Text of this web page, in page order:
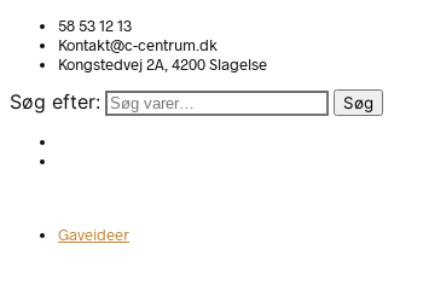
58 53 12 13
Kontakt@c-centrum.dk
Kongstedvej 2A, 4200 Slagelse
Søg efter: Søg
Gaveideer